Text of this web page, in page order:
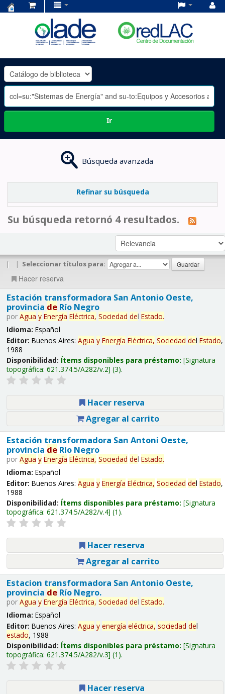
OLADE
-
Ir
Búsqueda avanzada
Refinar su búsqueda
Su búsqueda retornó 4 resultados.
| | Seleccionar títulos para:
Hacer reserva
Estación transformadora San Antonio Oeste,
provincia deRío Negro
por Agua y Energía Eléctrica, Sociedad del Estado.
Idioma: Español
Editor: Buenos Aires: Agua y Energía Eléctrica, Sociedad del Estado,
1988
Disponibilidad: Ítems disponibles para préstamo: Signatura
topográfica: 621.374.5/A282/v.2 (3).
Hacer reserva
Agregar al carrito
Estación transformadora San Antoni Oeste,
provincia deRío Negro
por Agua y Energía Eléctrica, Sociedad del Estado.
Idioma: Español
Editor: Buenos Aires: Agua y Energía Eléctrica, Sociedad del Estado,
1988
Disponibilidad: Ítems disponibles para préstamo: Signatura
topográfica: 621.374.5/A282/v.4 (1).
Hacer reserva
Agregar al carrito
Estacion transformadora San Antonio Oeste,
provincia deRío Negro.
por Agua y Energía Eléctrica, Sociedad del Estado.
Idioma: Español
Editor: Buenos Aires: Agua y energía eléctrica, sociedad del
estado, 1988
Disponibilidad: Ítems disponibles para préstamo: Signatura
topográfica: 621.374.5/A282/v.3 (1).
Hacer reserva